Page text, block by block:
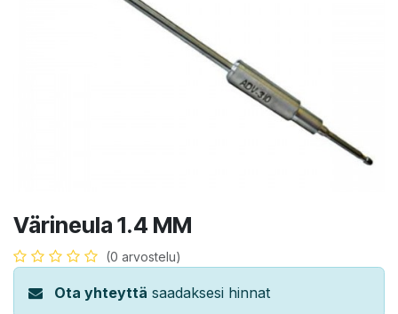
Värineula 1.4 MM
(0 arvostelu)
Ota yhteyttä saadaksesi hinnat